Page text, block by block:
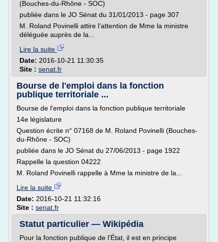
(Bouches-du-Rhône - SOC)
publiée dans le JO Sénat du 31/01/2013 - page 307
M. Roland Povinelli attire l'attention de Mme la ministre
déléguée auprès de la...
Lire la suite
Date: 2016-10-21 11:30:35
Site : senat.fr
Bourse de l'emploi dans la fonction
publique territoriale ...
Bourse de l'emploi dans la fonction publique territoriale
14e législature
Question écrite n° 07168 de M. Roland Povinelli (Bouches-
du-Rhône - SOC)
publiée dans le JO Sénat du 27/06/2013 - page 1922
Rappelle la question 04222
M. Roland Povinelli rappelle à Mme la ministre de la...
Lire la suite
Date: 2016-10-21 11:32:16
Site : senat.fr
Statut particulier — Wikipédia
Pour la fonction publique de l'État, il est en principe